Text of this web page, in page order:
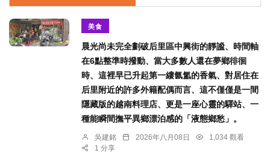
美食
晨光尚未完全劃破后里區中興街的靜謐、時間軸
在6點整準時撥動、當大多數人還在夢鄉徘徊
時、這裡早已升起第一縷氤氳的香氣、對居住在
后里附近的許多外籍配偶而言、這不僅僅是一間
隱藏版的越南料理店、更是一座心靈的驛站、一
種能瞬間撫平異鄉漂泊感的「液態鄉愁」。
吳建銘 2026年八月08日
1,034 觀看
1 分享